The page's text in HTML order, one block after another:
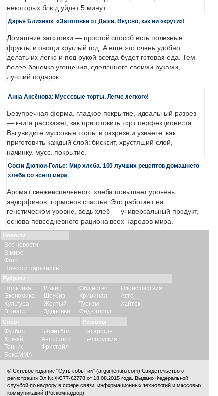
некоторых блюд уйдет 5 минут.
Дарья Близнюк: «Заготовки от Даши. Вкусно, как ни «крути»!
Домашние заготовки — простой способ есть полезные
фрукты и овощи круглый год. А еще это очень удобно:
делать их легко и под рукой всегда будет готовая еда. Тем
более баночка угощения, сделанного своими руками, —
лучший подарок.
Анна Аксёнова: Муссовые торты. Легче легкого!
Безупречная форма, гладкое покрытие, идеальный разрез
— книга расскажет, как приготовить торт перфекциониста.
Вы увидите муссовые торты в разрезе и узнаете, как
приготовить каждый слой: бисквит, хрустящий слой,
начинку, мусс, покрытие.
Софи Дюпюи-Голье: Мир хлеба. 100 лучших рецептов домашнего
хлеба со всего мира
Аромат свежеиспеченного хлеба повышает уровень
эндорфинов, гормонов счастья. Это работает на
генетическом уровне, ведь хлеб — универсальный продукт,
основа повседневного рациона всех народов мира.
Новости
Все новости
В мире
Фото
Новости партнеров
Рубрики
Политика
Экономика
Культура
В театр
В кино
Шоубиз
Желтый
Здоровье
Общество
Криминал
Туризм
Сад-огород
Происшествия
Авто
Хайтек
Спорт
Футбол
Хоккей
Теннис
Бокс/ММА
Баскетбол
Автоспорт
Фристайл
Регионы
Татарстан
Белоруссия
© Сетевое издание "Суть событий" (argumentiru.com) Свидетельство о
регистрации Эл № ФС77-62778 от 18.08.2015 года. Выдано Федеральной
службой по надзору в сфере связи, информационных технологий и массовых
коммуникаций (Роскомнадзор).